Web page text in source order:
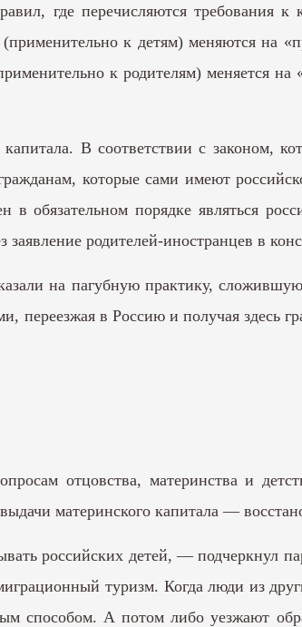
где перечисляются требования
к детям) меняются на
к родителям) меняется
В соответствии с законом,
которые сами имеют
порядке являться
родителей-иностранцев в
на пагубную практику,
в Россию и получая здесь
отцовства, материнства и
материнского капитала —
российских детей, — подчеркнул
туризм. Когда люди из
способом. А потом либо уезжают